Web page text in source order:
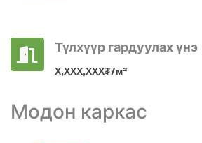
Түлхүүр гардуулах үнэ
Х,ХХХ,ХХХ₮/м²
Модон каркас